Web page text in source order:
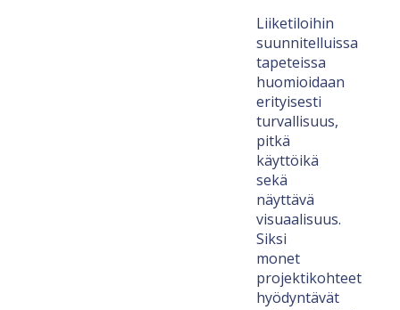
Liiketiloihin
suunnitelluissa
tapeteissa
huomioidaan
erityisesti
turvallisuus,
pitkä
käyttöikä
sekä
näyttävä
visuaalisuus.
Siksi
monet
projektikohteet
hyödyntävät